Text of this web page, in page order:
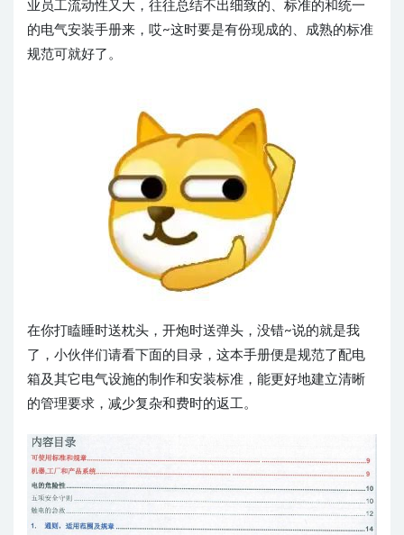
业员工流动性又大，往往总结不出细致的、标准的和统一
的电气安装手册来，哎~这时要是有份现成的、成熟的标准
规范可就好了。
在你打瞌睡时送枕头，开炮时送弹头，没错~说的就是我
了，小伙伴们请看下面的目录，这本手册便是规范了配电
箱及其它电气设施的制作和安装标准，能更好地建立清晰
的管理要求，减少复杂和费时的返工。